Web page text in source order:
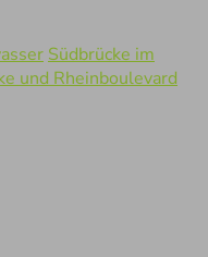
Südbrücke im
und Rheinboulevard